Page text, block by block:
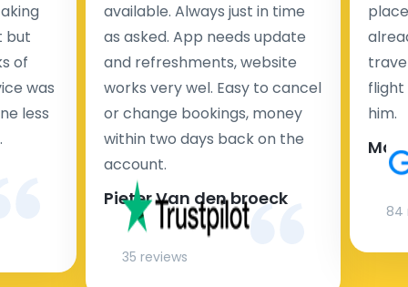
but
of
was
less
available. Always just in time
as asked. App needs update
and refreshments, website
works very wel. Easy to cancel
or change bookings, money
within two days back on the
account.
Pieter Van den broeck
35 reviews
flight
him.
84